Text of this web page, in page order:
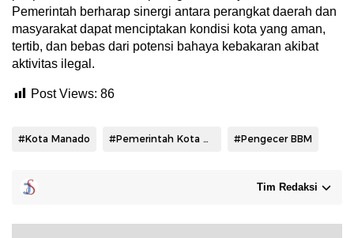
Pemerintah berharap sinergi antara perangkat daerah dan
masyarakat dapat menciptakan kondisi kota yang aman,
tertib, dan bebas dari potensi bahaya kebakaran akibat
aktivitas ilegal.
Post Views: 86
#Kota Manado #Pemerintah Kota Manado #Pengecer BBM
Tim Redaksi